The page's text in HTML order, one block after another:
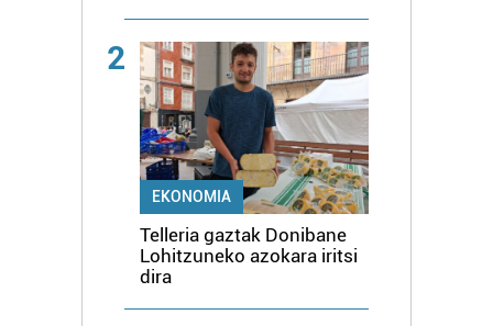
2
EKONOMIA
Telleria gaztak Donibane
Lohitzuneko azokara iritsi
dira